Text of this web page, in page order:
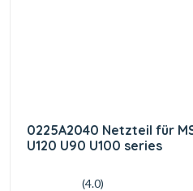
0225A2040 Netzteil für
U120 U90 U100 series
(4.0)